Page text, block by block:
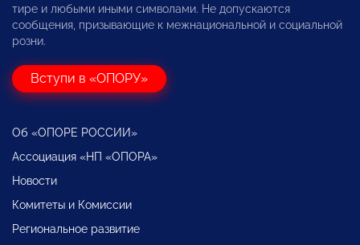
тире и любыми иными символами. Не допускаются
сообщения, призывающие к межнациональной и социальной
розни.
Вступи в «ОПОРУ»
Об «ОПОРЕ РОССИИ»
Ассоциация «НП «ОПОРА»
Новости
Комитеты и Комиссии
Региональное развитие